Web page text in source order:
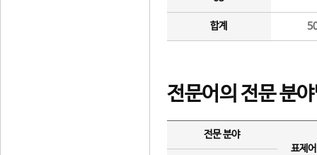
합계
전문어의 전문 분
전문 분야
표제